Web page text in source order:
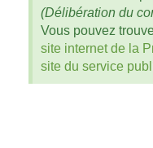
(Délibération du
Vous pouvez
site internet de la
site du service